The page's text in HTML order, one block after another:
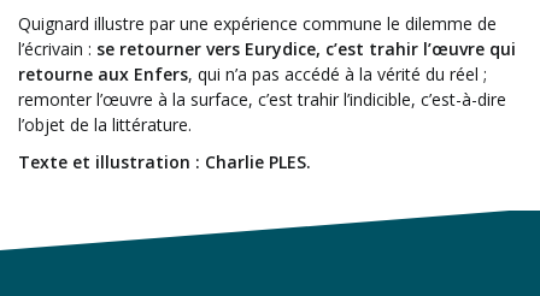
Quignard illustre par une expérience commune le dilemme de
l’écrivain : se retourner vers Eurydice, c’est trahir l’œuvre qui
retourne aux Enfers, qui n’a pas accédé à la vérité du réel ;
remonter l’œuvre à la surface, c’est trahir l’indicible, c’est-à-dire
l’objet de la littérature.
Texte et illustration : Charlie PLES.